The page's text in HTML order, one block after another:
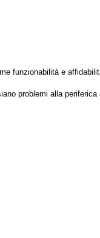
funzionabilità e
problemi alla